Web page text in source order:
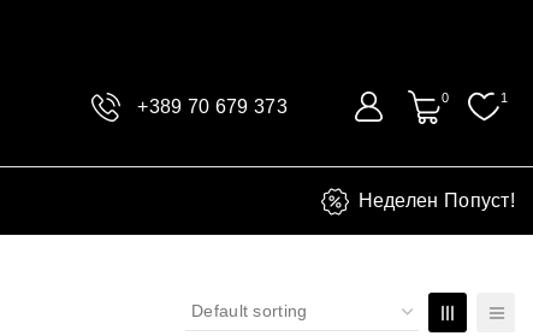
+389 70 679 373 0 1
Неделен Попуст!